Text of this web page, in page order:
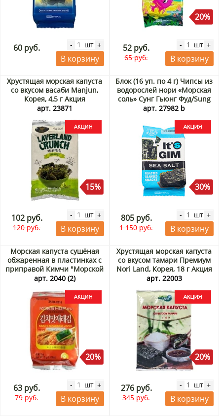
60 руб. - шт +
В корзину
20%
52 руб.
65 руб.
- шт +
В корзину
Хрустящая морская капуста
со вкусом васаби Manjun,
Корея, 4,5 г Акция
арт. 23871
15%
102 руб.
120 руб.
- шт +
В корзину
Блок (16 уп. по 4 г) Чипсы из
водорослей нори «Морская
соль» Сунг Гьюнг Фуд/Sung
Gyung Food, Корея, 4 г х 16
арт. 27982 b
30%
805 руб.
1 150 руб.
- шт +
В корзину
Морская капуста сушёная
обжаренная в пластинках с
приправой Кимчи "Морской
друг", Корея, 5 г Акция
арт. 2040 (2)
20%
63 руб.
79 руб.
- шт +
В корзину
Хрустящая морская капуста
со вкусом тамари Премиум
Nori Land, Корея, 18 г Акция
арт. 22003
20%
276 руб.
345 руб.
- шт +
В корзину